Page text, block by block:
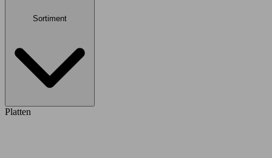
Sortiment
Platten